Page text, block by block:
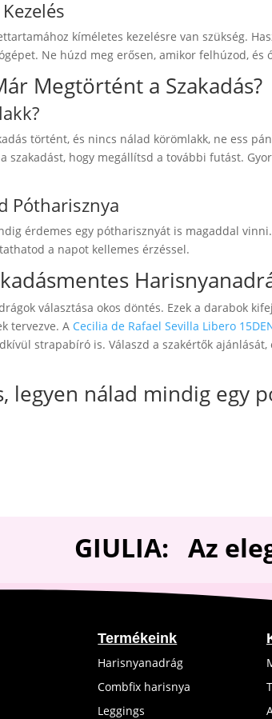
kíméletes kezelésre van szükség.
Ne húzd meg erősen, amikor felhúzod, és
Megtörtént a Szakadás?
történt, és nincs nálad körömlakk, ne ess
szakadást, hogy megállítsd a további futást.
Pótharisznya
érdemes egy pótharisznyát is magaddal
a napot kellemes érzéssel.
választása okos döntés. Ezek a darabok
tervezve. A Cecilia de Rafael Sevilla Libero
strapabíró is. Válaszd a szakértők
legyen nálad mindig egy
GIULIA: Az
Termékeink
Harisnyanadrág
Combfix harisnya
Leggings